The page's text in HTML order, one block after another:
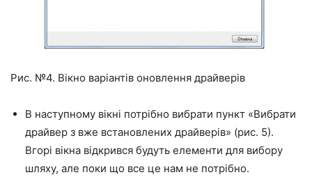
Рис. №4. Вікно варіантів оновлення драйверів
В наступному вікні потрібно вибрати пункт «Вибрати
драйвер з вже встановлених драйверів» (рис. 5).
Вгорі вікна відкрився будуть елементи для вибору
шляху, але поки що все це нам не потрібно.